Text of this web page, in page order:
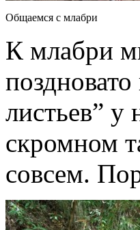
Общаемся с млабри
К млабри
листьев” у
скромном
совсем.